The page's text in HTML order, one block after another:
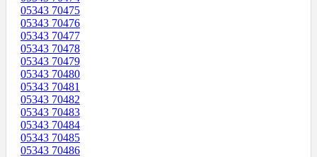
05343 70475
05343 70476
05343 70477
05343 70478
05343 70479
05343 70480
05343 70481
05343 70482
05343 70483
05343 70484
05343 70485
05343 70486